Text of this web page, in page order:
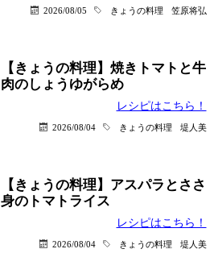
2026/08/05 きょうの料理 笠原将弘
【きょうの料理】焼きトマトと牛
肉のしょうゆがらめ
レシピはこちら！
2026/08/04 きょうの料理 堤人美
【きょうの料理】アスパラとささ
身のトマトライス
レシピはこちら！
2026/08/04 きょうの料理 堤人美